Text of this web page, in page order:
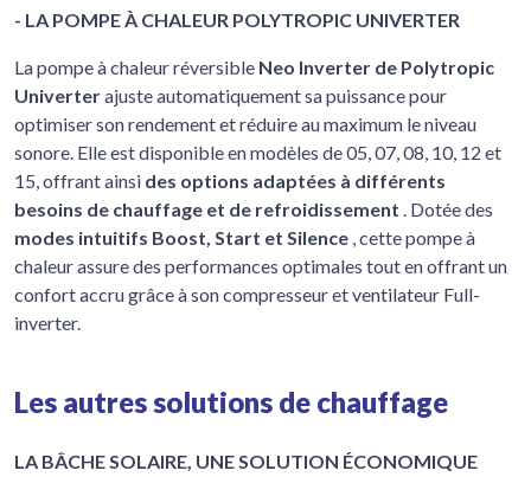
- LA POMPE À CHALEUR POLYTROPIC UNIVERTER
La pompe à chaleur réversible Neo Inverter de Polytropic
Univerterajuste automatiquement sa puissance pour
optimiser son rendement et réduire au maximum le niveau
sonore. Elle est disponible en modèles de 05, 07, 08, 10, 12 et
15, offrant ainsi des options adaptées à différents
besoins de chauffage et de refroidissement . Dotée des
modes intuitifs Boost, Start et Silence , cette pompe à
chaleur assure des performances optimales tout en offrant un
confort accru grâce à son compresseur et ventilateur Full-
inverter.
Les autres solutions de chauffage
LA BÂCHE SOLAIRE, UNE SOLUTION ÉCONOMIQUE